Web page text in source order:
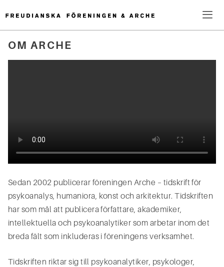
till
innehåll
Sök
OM ARCHE
Sedan 2002 publicerar föreningen Arche – tidskrift för
psykoanalys, humaniora, konst och arkitektur. Tidskriften
har som mål att publicera författare, akademiker,
intellektuella och psykoanalytiker som arbetar inom det
breda fält som inkluderas i föreningens verksamhet.
Tidskriften riktar sig till psykoanalytiker, psykologer,